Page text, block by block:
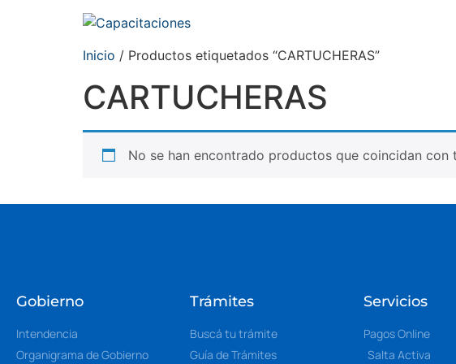
Inicio / Productos etiquetados “CARTUCHERAS”
CARTUCHERAS
No se han encontrado productos que coincidan con
Gobierno
Intendencia
Organigrama de Gobierno
Trámites
Buscá tu trámite
Guía de Trámites
Servicios
Pagos Online
Salta Activa